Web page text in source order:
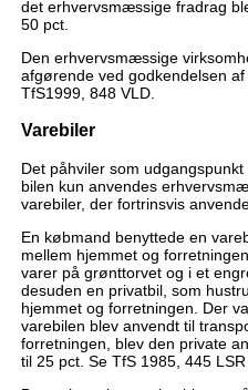
det erhvervsmæssige fradrag
50 pct.
Den erhvervsmæssige
afgørende ved godkendelsen
TfS1999, 848 VLD.
Varebiler
Det påhviler som
bilen kun anvendes
varebiler, der fortrinsvis
En købmand benyttede en
mellem hjemmet og
varer på grønttorvet og i et
desuden en privatbil, som
hjemmet og forretningen. Der
varebilen blev anvendt til
forretningen, blev den private
til 25 pct. Se TfS 1985, 445